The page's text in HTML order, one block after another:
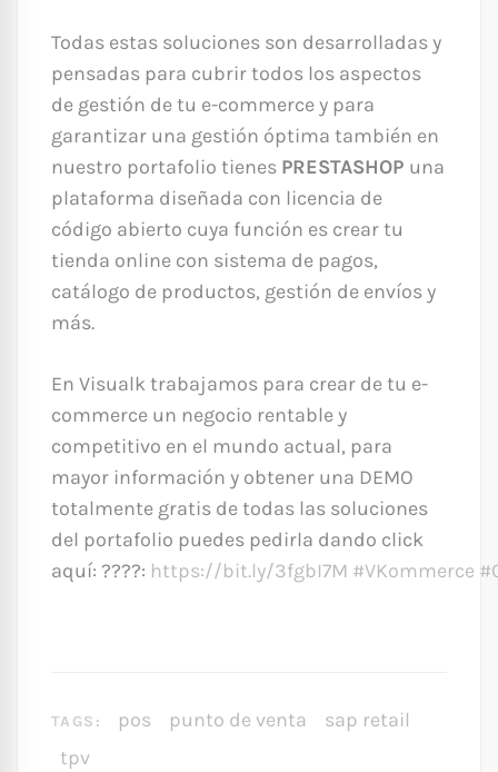
Todas estas soluciones son desarrolladas y
pensadas para cubrir todos los aspectos
de gestión de tu e-commerce y para
garantizar una gestión óptima también en
nuestro portafolio tienes PRESTASHOP una
plataforma diseñada con licencia de
código abierto cuya función es crear tu
tienda online con sistema de pagos,
catálogo de productos, gestión de envíos y
más.
En Visualk trabajamos para crear de tu e-
commerce un negocio rentable y
competitivo en el mundo actual, para
mayor información y obtener una DEMO
totalmente gratis de todas las soluciones
del portafolio puedes pedirla dando click
aquí: ????: https://bit.ly/3fgbI7M #VKommerce
TAGS: pos punto de venta
sap retail
tpv